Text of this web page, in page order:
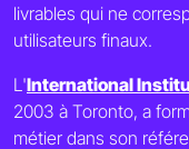
livrables qui ne
utilisateurs finaux.
L'International
2003 à Toronto, a
métier dans son